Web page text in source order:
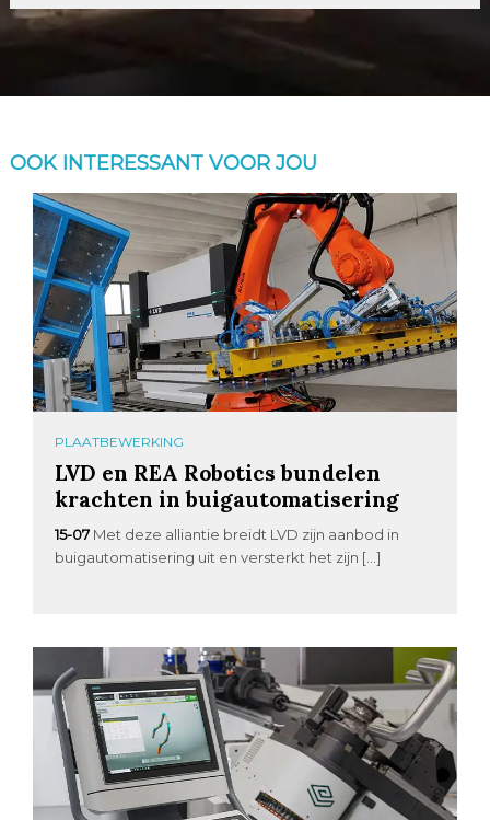
OOK INTERESSANT VOOR JOU
PLAATBEWERKING
LVD en REA Robotics bundelen
krachten in buigautomatisering
15-07 Met deze alliantie breidt LVD zijn aanbod in
buigautomatisering uit en versterkt het zijn […]